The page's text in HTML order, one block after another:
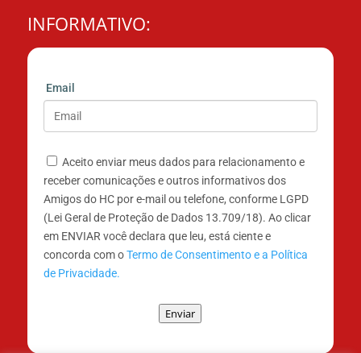
INFORMATIVO:
Email
Aceito enviar meus dados para relacionamento e
receber comunicações e outros informativos dos
Amigos do HC por e-mail ou telefone, conforme LGPD
(Lei Geral de Proteção de Dados 13.709/18). Ao clicar
em ENVIAR você declara que leu, está ciente e
concorda com oTermo de Consentimento e a Política
de Privacidade.
Enviar